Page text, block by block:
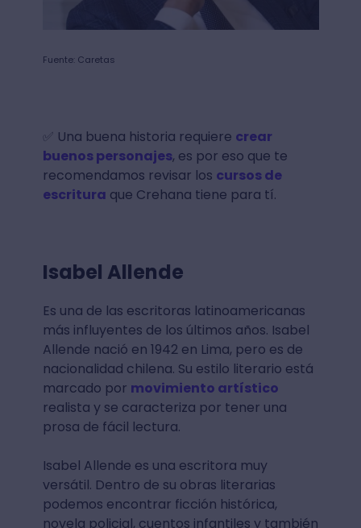
Fuente: Caretas
✅ Una buena historia requiere crear
buenos personajes, es por eso que te
recomendamos revisar los cursos de
escritura que Crehana tiene para tí.
Isabel Allende
Es una de las escritoras latinoamericanas
más influyentes de los últimos años. Isabel
Allende nació en 1942 en Lima, pero es de
nacionalidad chilena. Su estilo literario está
marcado por movimiento artístico
realista y se caracteriza por tener una
prosa de fácil lectura.
Isabel Allende es una escritora muy
versátil. Dentro de su obras literarias
podemos encontrar ficción histórica,
novela policial, cuentos infantiles y también